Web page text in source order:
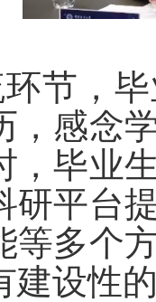
节，
，感念
，毕业
研平台
等多个
建设性